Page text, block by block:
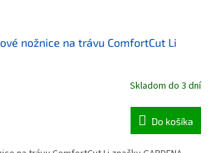
nožnice na trávu ComfortCut Li
Skladom do 3 dní
Do košíka